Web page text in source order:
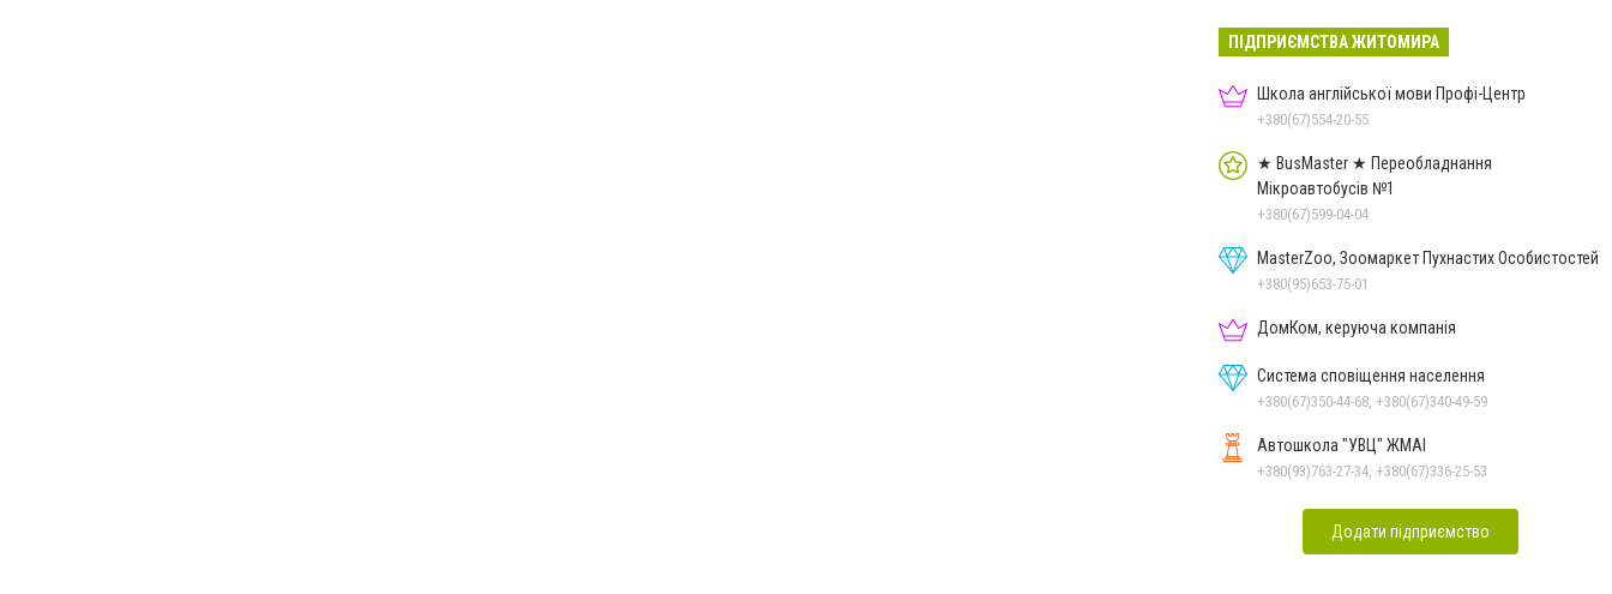
ПІДПРИЄМСТВА ЖИТОМИРА
Школа англійської мови Профі-Центр
+380(67)554-20-55
★ BusMaster ★ Переобладнання
Мікроавтобусів №1
+380(67)599-04-04
MasterZoo, Зоомаркет Пухнастих Особистостей
+380(95)653-75-01
ДомКом, керуюча компанія
Система сповіщення населення
+380(67)350-44-68, +380(67)340-49-59
Автошкола "УВЦ" ЖМАІ
+380(93)763-27-34, +380(67)336-25-53
Додати підприємство